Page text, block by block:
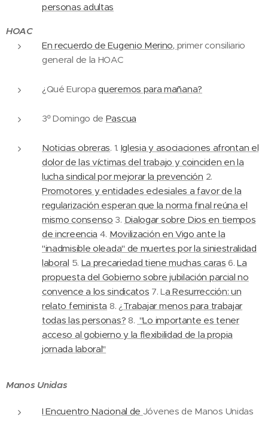
personas adultas
HOAC
En recuerdo de Eugenio Merino, primer consiliario
general de la HOAC
¿Qué Europa queremos para mañana?
3º Domingo de Pascua
Noticias obreras. 1. Iglesia y asociaciones afrontan el
dolor de las víctimas del trabajo y coinciden en la
lucha sindical por mejorar la prevención 2.
Promotores y entidades eclesiales a favor de la
regularización esperan que la norma final reúna el
mismo consenso 3. Dialogar sobre Dios en tiempos
de increencia 4. Movilización en Vigo ante la
"inadmisible oleada" de muertes por la siniestralidad
laboral 5. La precariedad tiene muchas caras 6.La
propuesta del Gobierno sobre jubilación parcial no
convence a los sindicatos 7. L a Resurrección: un
relato feminista 8. ¿ Trabajar menos para trabajar
todas las personas? 8. "Lo importante es tener
acceso al gobierno y la flexibilidad de la propia
jornada laboral"
Manos Unidas
I Encuentro Nacional de Jóvenes de Manos Unidas